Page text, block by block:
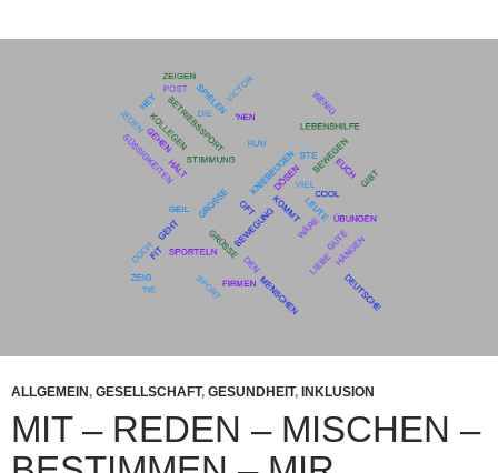
ALLGEMEIN , GESELLSCHAFT, GESUNDHEIT, INKLUSION
MIT – REDEN – MISCHEN –